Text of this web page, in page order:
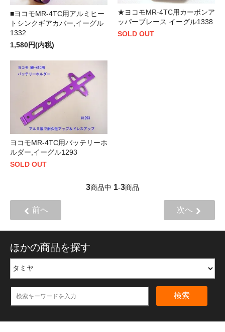
■ヨコモMR-4TC用アルミヒー
トシンクギアカバー,イーグル
1332
1,580円(内税)
★ヨコモMR-4TC用カーボンア
ッパーブレース イーグル1338
SOLD OUT
ヨコモMR-4TC用バッテリーホ
ルダー,イーグル1293
SOLD OUT
3商品中 1-3商品
前へ 次へ
ほかの商品を探す
検索